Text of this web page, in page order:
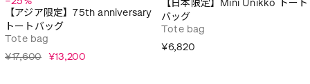
【アジア限定】75th anniversary
トートバッグ
Tote bag
¥17,600 ¥13,200
【日本限定】Mini Unikko トート
バッグ
Tote bag
¥6,820